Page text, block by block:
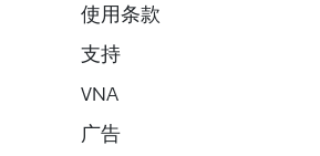
使用条款
支持
VNA
广告